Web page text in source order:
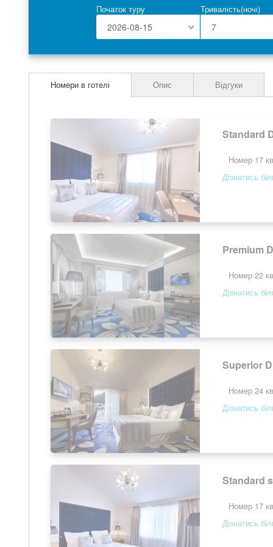
Початок туру
2026-08-15
Тривалість(ночі)
Номери в готелі
Standard
Номер 17
Дізнатись
Premium
Номер 22
Дізнатись
Superior
Номер 24
Дізнатись
Standard
Номер 17
Дізнатись
Опис Відгуки